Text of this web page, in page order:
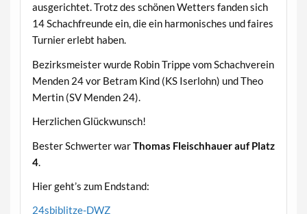
ausgerichtet. Trotz des schönen Wetters fanden sich
14 Schachfreunde ein, die ein harmonisches und faires
Turnier erlebt haben.
Bezirksmeister wurde Robin Trippe vom Schachverein
Menden 24 vor Betram Kind (KS Iserlohn) und Theo
Mertin (SV Menden 24).
Herzlichen Glückwunsch!
Bester Schwerter warThomas Fleischhauer auf Platz
4.
Hier geht’s zum Endstand:
24sbiblitze-DWZ